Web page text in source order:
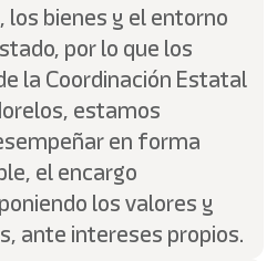
los bienes y el entorno
por lo que los
la Coordinación Estatal
estamos
en forma
el encargo
los valores y
ante intereses propios.